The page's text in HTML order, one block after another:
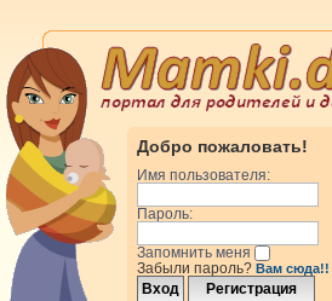
Добро пожаловать!
Имя пользователя:
Пароль:
Запомнить меня
Забыли пароль? Вам сюда!!